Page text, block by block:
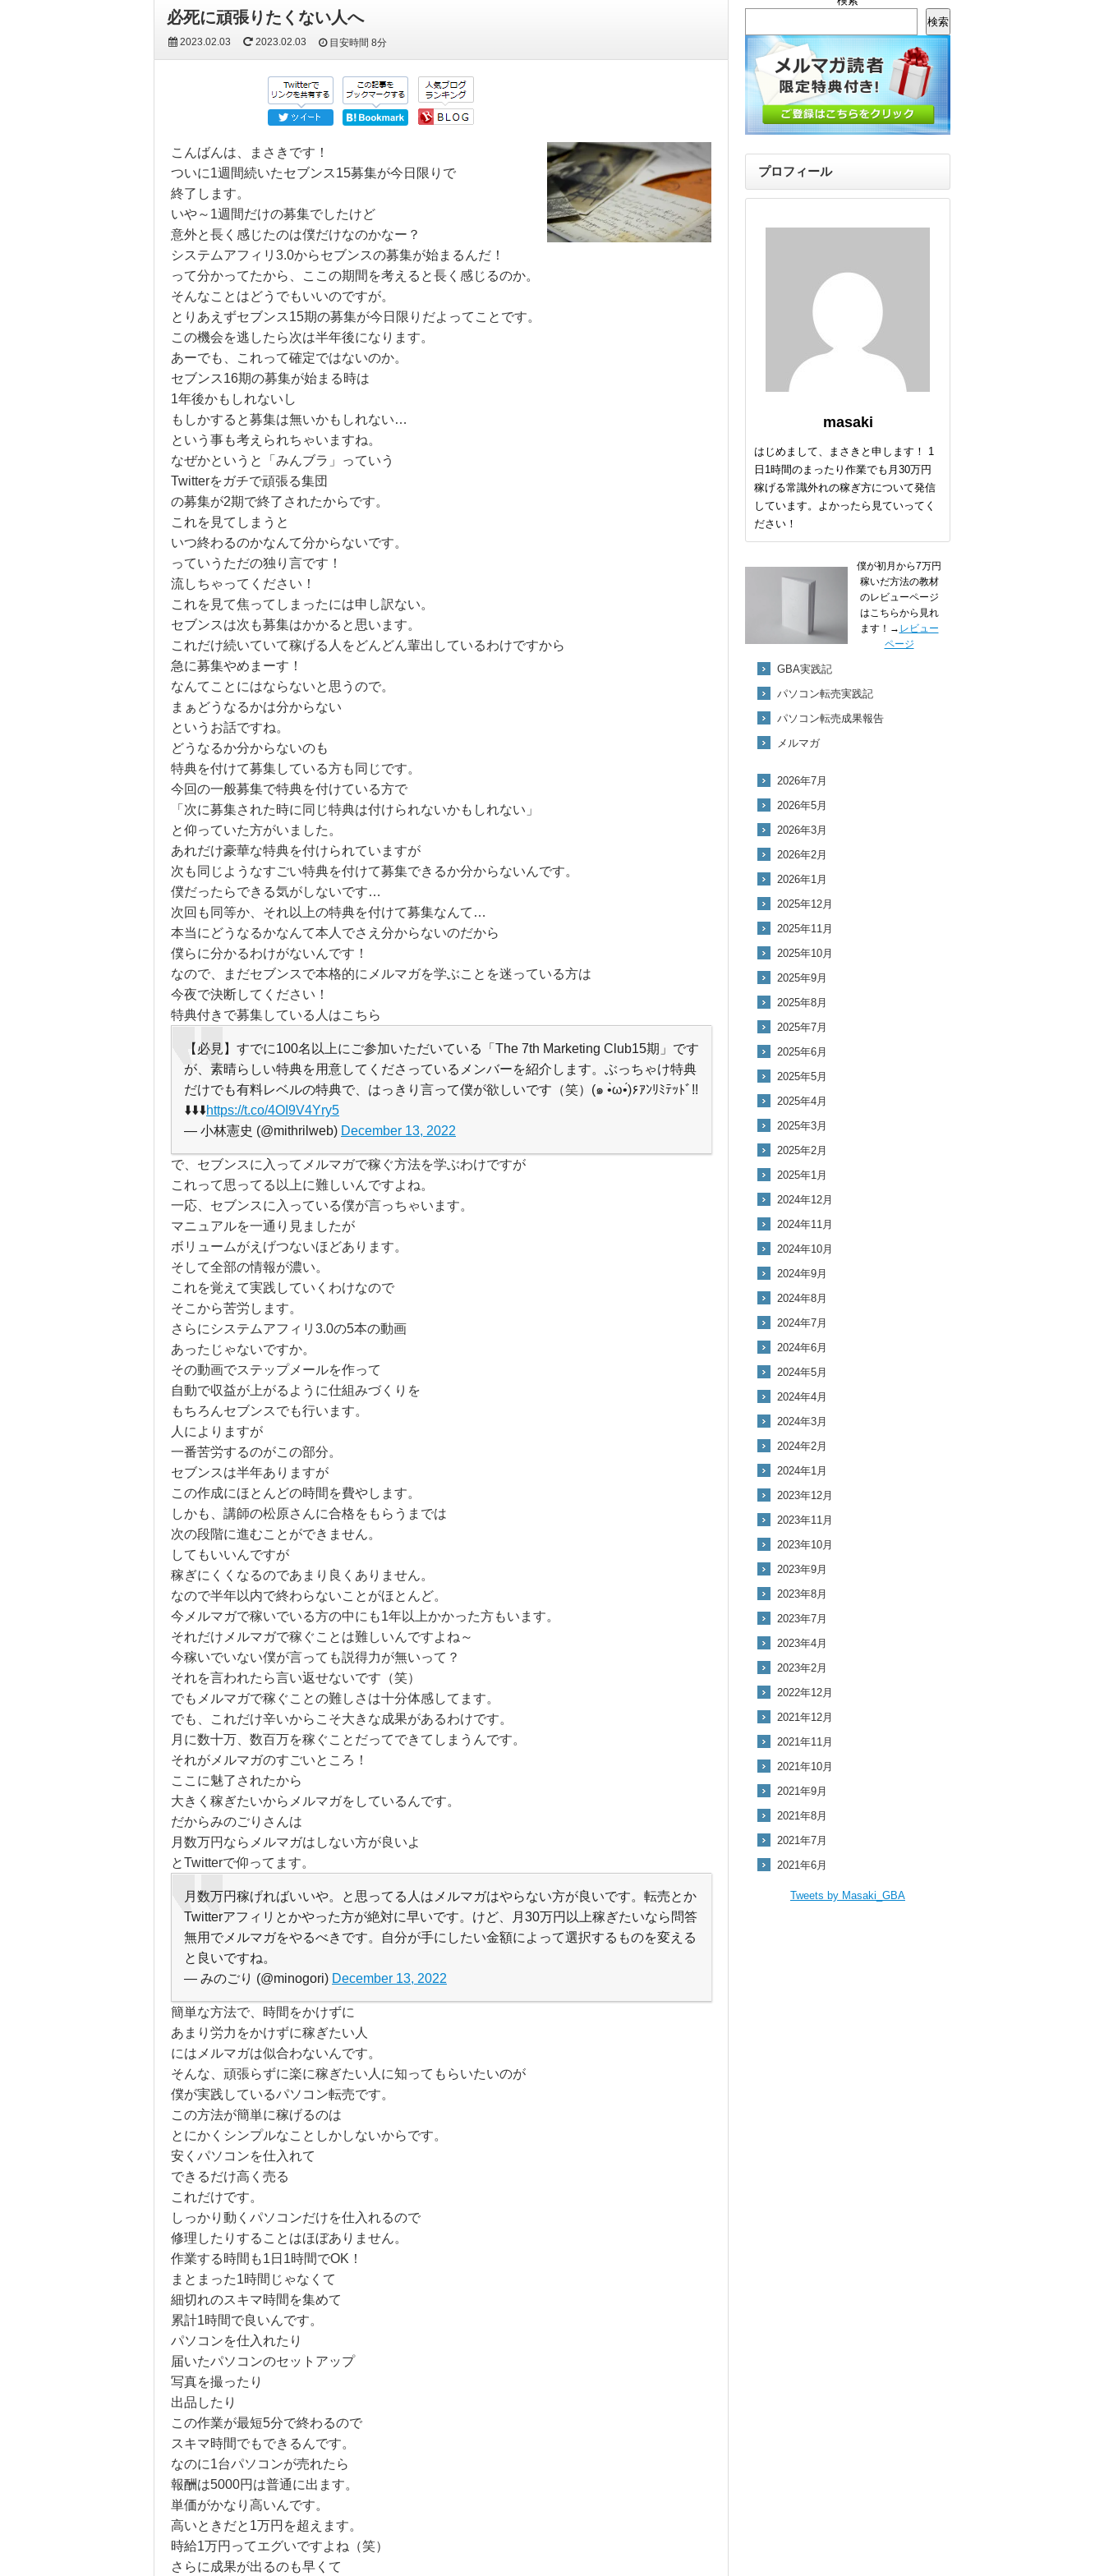
必死に頑張りたくない人へ
2023.02.03 2023.02.03 目安時間8分
こんばんは、まさきです！
ついに1週間続いたセブンス15募集が今日限りで
終了します。
いや～1週間だけの募集でしたけど
意外と長く感じたのは僕だけなのかなー？
システムアフィリ3.0からセブンスの募集が始まるんだ！
って分かってたから、ここの期間を考えると長く感じるのか。
そんなことはどうでもいいのですが。
とりあえずセブンス15期の募集が今日限りだよってことです。
この機会を逃したら次は半年後になります。
あーでも、これって確定ではないのか。
セブンス16期の募集が始まる時は
1年後かもしれないし
もしかすると募集は無いかもしれない…
という事も考えられちゃいますね。
なぜかというと「みんブラ」っていう
Twitterをガチで頑張る集団
の募集が2期で終了されたからです。
これを見てしまうと
いつ終わるのかなんて分からないです。
っていうただの独り言です！
流しちゃってください！
これを見て焦ってしまったには申し訳ない。
セブンスは次も募集はかかると思います。
これだけ続いていて稼げる人をどんどん輩出しているわけですから
急に募集やめまーす！
なんてことにはならないと思うので。
まぁどうなるかは分からない
というお話ですね。
どうなるか分からないのも
特典を付けて募集している方も同じです。
今回の一般募集で特典を付けている方で
「次に募集された時に同じ特典は付けられないかもしれない」
と仰っていた方がいました。
あれだけ豪華な特典を付けられていますが
次も同じようなすごい特典を付けて募集できるか分からないんです。
僕だったらできる気がしないです…
次回も同等か、それ以上の特典を付けて募集なんて…
本当にどうなるかなんて本人でさえ分からないのだから
僕らに分かるわけがないんです！
なので、まだセブンスで本格的にメルマガを学ぶことを迷っている方は
今夜で決断してください！
特典付きで募集している人はこちら
【必見】すでに100名以上にご参加いただいている「The 7th Marketing Club15期」です
が、素晴らしい特典を用意してくださっているメンバーを紹介します。ぶっちゃけ特典
だけでも有料レベルの特典で、はっきり言って僕が欲しいです（笑）(๑ •̀ω•́)۶ｱﾝﾘﾐﾃｯﾄﾞ!!
⬇️⬇️⬇️https://t.co/4OI9V4Yry5
— 小林憲史 (@mithrilweb) December 13, 2022
で、セブンスに入ってメルマガで稼ぐ方法を学ぶわけですが
これって思ってる以上に難しいんですよね。
一応、セブンスに入っている僕が言っちゃいます。
マニュアルを一通り見ましたが
ボリュームがえげつないほどあります。
そして全部の情報が濃い。
これを覚えて実践していくわけなので
そこから苦労します。
さらにシステムアフィリ3.0の5本の動画
あったじゃないですか。
その動画でステップメールを作って
自動で収益が上がるように仕組みづくりを
もちろんセブンスでも行います。
人によりますが
一番苦労するのがこの部分。
セブンスは半年ありますが
この作成にほとんどの時間を費やします。
しかも、講師の松原さんに合格をもらうまでは
次の段階に進むことができません。
してもいいんですが
稼ぎにくくなるのであまり良くありません。
なので半年以内で終わらないことがほとんど。
今メルマガで稼いでいる方の中にも1年以上かかった方もいます。
それだけメルマガで稼ぐことは難しいんですよね～
今稼いでいない僕が言っても説得力が無いって？
それを言われたら言い返せないです（笑）
でもメルマガで稼ぐことの難しさは十分体感してます。
でも、これだけ辛いからこそ大きな成果があるわけです。
月に数十万、数百万を稼ぐことだってできてしまうんです。
それがメルマガのすごいところ！
ここに魅了されたから
大きく稼ぎたいからメルマガをしているんです。
だからみのごりさんは
月数万円ならメルマガはしない方が良いよ
とTwitterで仰ってます。
月数万円稼げればいいや。と思ってる人はメルマガはやらない方が良いです。転売とか
Twitterアフィリとかやった方が絶対に早いです。けど、月30万円以上稼ぎたいなら問答
無用でメルマガをやるべきです。自分が手にしたい金額によって選択するものを変える
と良いですね。
— みのごり (@minogori) December 13, 2022
簡単な方法で、時間をかけずに
あまり労力をかけずに稼ぎたい人
にはメルマガは似合わないんです。
そんな、頑張らずに楽に稼ぎたい人に知ってもらいたいのが
僕が実践しているパソコン転売です。
この方法が簡単に稼げるのは
とにかくシンプルなことしかしないからです。
安くパソコンを仕入れて
できるだけ高く売る
これだけです。
しっかり動くパソコンだけを仕入れるので
修理したりすることはほぼありません。
作業する時間も1日1時間でOK！
まとまった1時間じゃなくて
細切れのスキマ時間を集めて
累計1時間で良いんです。
パソコンを仕入れたり
届いたパソコンのセットアップ
写真を撮ったり
出品したり
この作業が最短5分で終わるので
スキマ時間でもできるんです。
なのに1台パソコンが売れたら
報酬は5000円は普通に出ます。
単価がかなり高いんです。
高いときだと1万円を超えます。
時給1万円ってエグいですよね（笑）
さらに成果が出るのも早くて
検索
プロフィール
masaki
はじめまして、まさきと申します！ 1
日1時間のまったり作業でも月30万円
稼げる常識外れの稼ぎ方について発信
しています。よかったら見ていってく
ださい！
僕が初月から7万円
稼いだ方法の教材
のレビューページ
はこちらから見れ
ます！→ レビュー
ページ
GBA実践記
パソコン転売実践記
パソコン転売成果報告
メルマガ
2026年7月
2026年5月
2026年3月
2026年2月
2026年1月
2025年12月
2025年11月
2025年10月
2025年9月
2025年8月
2025年7月
2025年6月
2025年5月
2025年4月
2025年3月
2025年2月
2025年1月
2024年12月
2024年11月
2024年10月
2024年9月
2024年8月
2024年7月
2024年6月
2024年5月
2024年4月
2024年3月
2024年2月
2024年1月
2023年12月
2023年11月
2023年10月
2023年9月
2023年8月
2023年7月
2023年4月
2023年2月
2022年12月
2021年12月
2021年11月
2021年10月
2021年9月
2021年8月
2021年7月
2021年6月
Tweets by Masaki_GBA